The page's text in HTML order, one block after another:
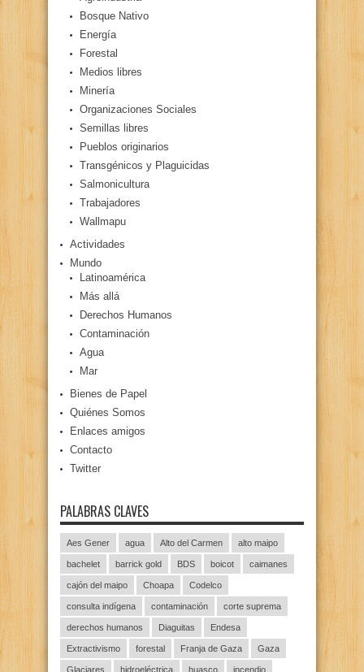
Bosque Nativo
Energía
Forestal
Medios libres
Minería
Organizaciones Sociales
Semillas libres
Pueblos originarios
Transgénicos y Plaguicidas
Salmonicultura
Trabajadores
Wallmapu
Actividades
Mundo
Latinoamérica
Más allá
Derechos Humanos
Contaminación
Agua
Mar
Bienes de Papel
Quiénes Somos
Enlaces amigos
Contacto
Twitter
PALABRAS CLAVES
Aes Gener agua Alto del Carmen alto maipo
bachelet barrick gold BDS boicot caimanes
cajón del maipo Choapa Codelco
consulta indígena contaminación corte suprema
derechos humanos Diaguitas Endesa
Extractivismo forestal Franja de Gaza Gaza
Glaciares hidroeléctrica huasco incendio